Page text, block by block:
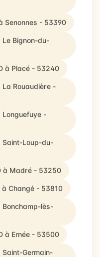
Senonnes - 53390
Le Bignon-du-
à Placé - 53240
Rouaudière -
Longuefuye -
Saint-Loup-du-
à Madré - 53250
Changé - 53810
Bonchamp-lès-
à Ernée - 53500
Germain-